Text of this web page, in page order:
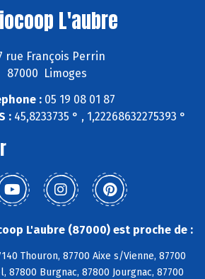
L'aubre
rue François Perrin
87000 Limoges
:05 19 08 01 87
:45,8233735 ° , 1,22268632275393 °
L'aubre (87000) est proche de :
Thouron, 87700 Aixe s/Vienne, 87700
87800 Burgnac, 87800 Jourgnac, 87700